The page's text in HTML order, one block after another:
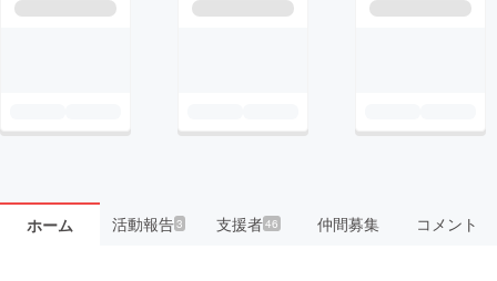
ホーム 活動報告3 支援者46 仲間募集 コメント